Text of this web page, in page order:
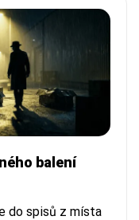
balení
do spisů z místa